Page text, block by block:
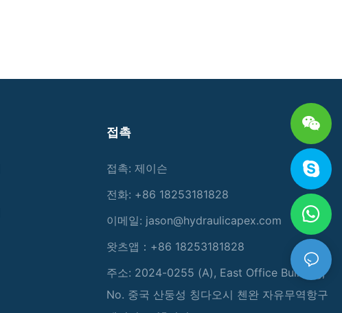
접촉
접촉: 제이슨
전화: +86 18253181828
이메일: jason@hydraulicapex.com
왓츠앱：+86 18253181828
주소: 2024-0255 (A), East Office Building,
No. 중국 산둥성 칭다오시 첸완 자유무역항구